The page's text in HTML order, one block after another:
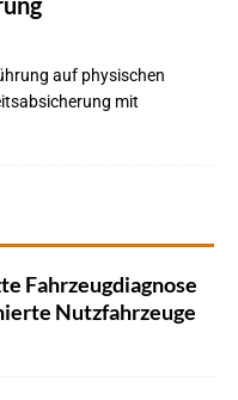
auf physischen
mit
Fahrzeugdiagnose
Nutzfahrzeuge